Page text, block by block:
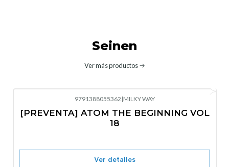
Seinen
Ver más productos
9791388055362 |MILKY WAY
[PREVENTA] ATOM THE BEGINNING VOL
18
Ver detalles